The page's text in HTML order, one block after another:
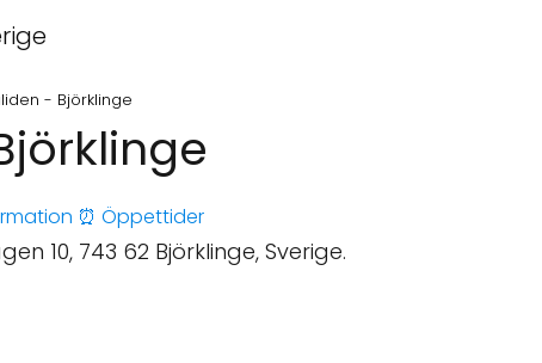
- Björklinge
⏰ Öppettider
10, 743 62 Björklinge, Sverige.